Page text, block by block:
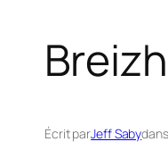
Écrit parJeff Sabydans